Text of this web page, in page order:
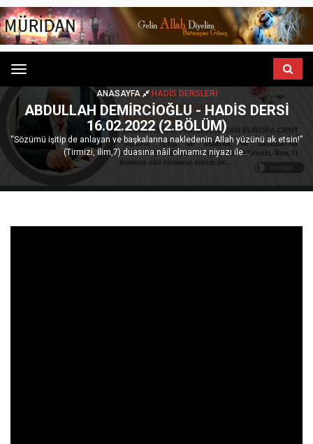
Menu
ANASAYFA HADIS DERSLERI
ABDULLAH DEMIRCIOĞLU - HADIS DERSI
16.02.2022 (2.BÖLÜM)
“Sözümü işitip de anlayan ve başkalarına nakledenin Allah yüzünü ak etsin!”
(Tirmizi, İlim,7) duasına nâil olmamız niyazı ile...